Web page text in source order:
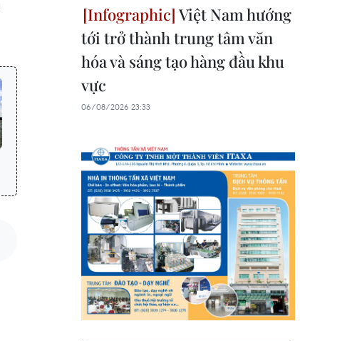
Việt Nam hướng
tới trở thành trung tâm văn
hóa và sáng tạo hàng đầu khu
vực
06/08/2026 23:33